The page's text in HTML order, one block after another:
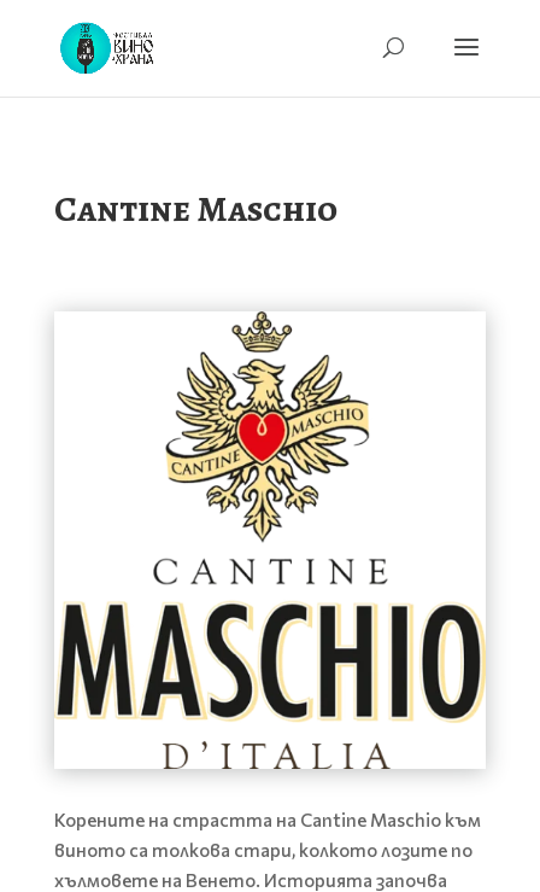
Cantine Maschio
Корените на страстта на Cantine Maschio към
виното са толкова стари, колкото лозите по
хълмовете на Венето. Историята започва